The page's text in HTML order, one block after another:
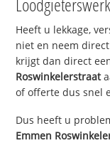
Heeft u lekkage,
niet en neem
krijgt dan direct
Roswinkelerstraat
of offerte dus snel
Dus heeft u
Emmen